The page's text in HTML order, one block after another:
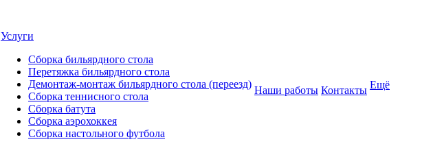
Услуги
Сборка бильярдного стола
Перетяжка бильярдного стола
Демонтаж-монтаж бильярдного стола (переезд)
Сборка теннисного стола
Сборка батута
Сборка аэрохоккея
Сборка настольного футбола
Наши работы Контакты Ещё